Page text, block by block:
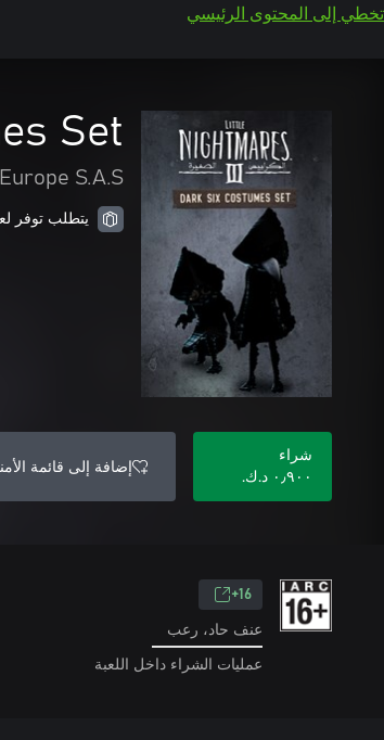
تخطي إلى المحتوى الرئيسي
Set
S.A.S.
يتطلب توفر
شراء
٠٫٩٠٠ د.ك.‏
إضافة إلى قائمة
16+
عنف حاد، رعب
عمليات الشراء داخل اللعبة